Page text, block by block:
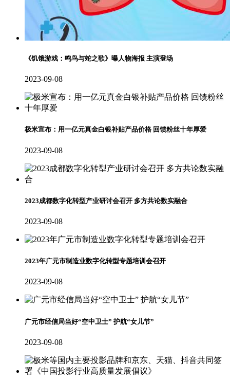
《饥饿游戏：鸣鸟与蛇之歌》曝人物海报 主演登场
2023-09-08
极米宣布：用一亿元真金白银补贴产品价格 回馈粉丝十年厚爱
2023-09-08
2023成都数字化转型产业研讨会召开 多方共论数实融合
2023-09-08
2023年广元市制造业数字化转型专题培训会召开
2023-09-08
广元市经信局当好“空中卫士” 护航“女儿节”
2023-09-08